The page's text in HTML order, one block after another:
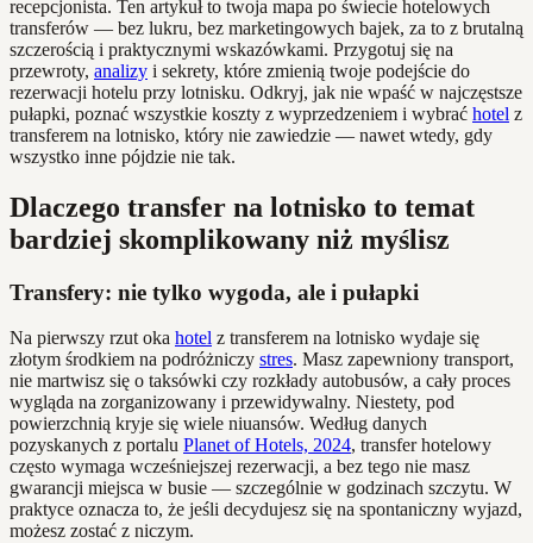
recepcjonista. Ten artykuł to twoja mapa po świecie hotelowych
transferów — bez lukru, bez marketingowych bajek, za to z brutalną
szczerością i praktycznymi wskazówkami. Przygotuj się na
przewroty, analizy i sekrety, które zmienią twoje podejście do
rezerwacji hotelu przy lotnisku. Odkryj, jak nie wpaść w najczęstsze
pułapki, poznać wszystkie koszty z wyprzedzeniem i wybrać hotel z
transferem na lotnisko, który nie zawiedzie — nawet wtedy, gdy
wszystko inne pójdzie nie tak.
Dlaczego transfer na lotnisko to temat
bardziej skomplikowany niż myślisz
Transfery: nie tylko wygoda, ale i pułapki
Na pierwszy rzut oka hotel z transferem na lotnisko wydaje się
złotym środkiem na podróżniczy stres. Masz zapewniony transport,
nie martwisz się o taksówki czy rozkłady autobusów, a cały proces
wygląda na zorganizowany i przewidywalny. Niestety, pod
powierzchnią kryje się wiele niuansów. Według danych
pozyskanych z portalu Planet of Hotels, 2024, transfer hotelowy
często wymaga wcześniejszej rezerwacji, a bez tego nie masz
gwarancji miejsca w busie — szczególnie w godzinach szczytu. W
praktyce oznacza to, że jeśli decydujesz się na spontaniczny wyjazd,
możesz zostać z niczym.